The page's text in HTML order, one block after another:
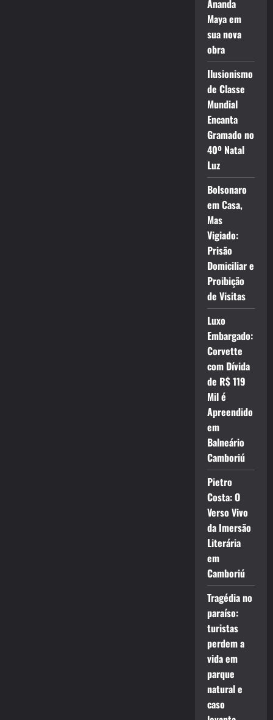
Ananda
Maya em
sua nova
obra
Ilusionismo
de Classe
Mundial
Encanta
Gramado no
40º Natal
Luz
Bolsonaro
em Casa,
Mas
Vigiado:
Prisão
Domiciliar e
Proibição
de Visitas
Luxo
Embargado:
Corvette
com Dívida
de R$ 119
Mil é
Apreendido
em
Balneário
Camboriú
Pietro
Costa: O
Verso Vivo
da Imersão
Literária
em
Camboriú
Tragédia no
paraíso:
turistas
perdem a
vida em
parque
natural e
caso